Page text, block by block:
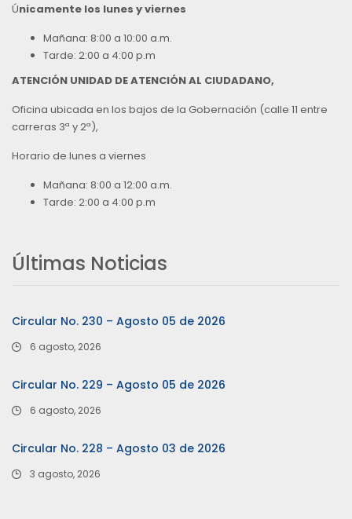
Únicamente los lunes y viernes
Mañana: 8:00 a 10:00 a.m.
Tarde: 2:00 a 4:00 p.m
ATENCIÓN UNIDAD DE ATENCIÓN AL CIUDADANO,
Oficina ubicada en los bajos de la Gobernación (calle 11 entre
carreras 3ª y 2ª),
Horario de lunes a viernes
Mañana: 8:00 a 12:00 a.m.
Tarde: 2:00 a 4:00 p.m
Últimas Noticias
Circular No. 230 – Agosto 05 de 2026
6 agosto, 2026
Circular No. 229 – Agosto 05 de 2026
6 agosto, 2026
Circular No. 228 – Agosto 03 de 2026
3 agosto, 2026